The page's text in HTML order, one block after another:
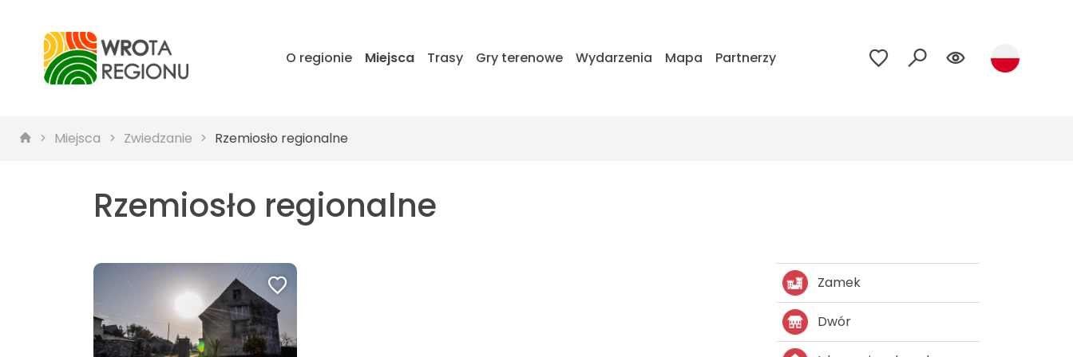
O regionie Miejsca Trasy Gry terenowe Wydarzenia Mapa Partnerzy
Miejsca Zwiedzanie Rzemiosło regionalne
Rzemiosło regionalne
Zamek
Dwór